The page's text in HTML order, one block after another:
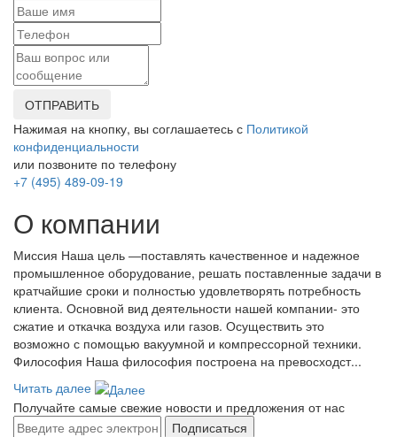
ОТПРАВИТЬ
Нажимая на кнопку, вы соглашаетесь с Политикой
конфиденциальности
или позвоните по телефону
+7 (495) 489-09-19
О компании
Миссия Наша цель ―поставлять качественное и надежное
промышленное оборудование, решать поставленные задачи в
кратчайшие сроки и полностью удовлетворять потребность
клиента. Основной вид деятельности нашей компании- это
сжатие и откачка воздуха или газов. Осуществить это
возможно с помощью вакуумной и компрессорной техники.
Философия Наша философия построена на превосходст...
Читать далее
Получайте самые свежие новости и предложения от нас
Подписаться